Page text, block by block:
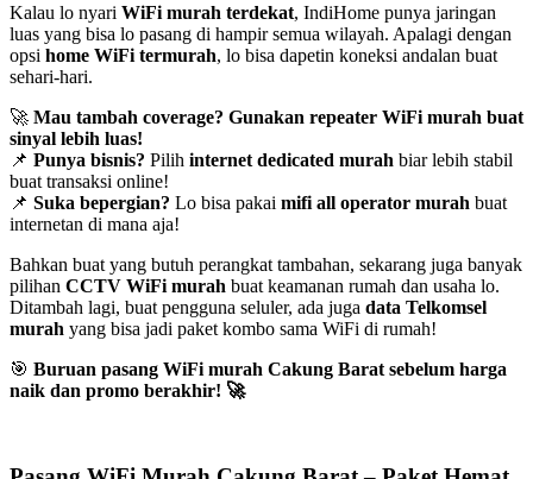
Kalau lo nyari WiFi murah terdekat, IndiHome punya jaringan
luas yang bisa lo pasang di hampir semua wilayah. Apalagi dengan
opsi home WiFi termurah, lo bisa dapetin koneksi andalan buat
sehari-hari.
🚀 Mau tambah coverage? Gunakan repeater WiFi murah buat
sinyal lebih luas!
📌 Punya bisnis? Pilih internet dedicated murah biar lebih stabil
buat transaksi online!
📌 Suka bepergian? Lo bisa pakai mifi all operator murah buat
internetan di mana aja!
Bahkan buat yang butuh perangkat tambahan, sekarang juga banyak
pilihan CCTV WiFi murah buat keamanan rumah dan usaha lo.
Ditambah lagi, buat pengguna seluler, ada juga data Telkomsel
murah yang bisa jadi paket kombo sama WiFi di rumah!
🎯 Buruan pasang WiFi murah Cakung Barat sebelum harga
naik dan promo berakhir! 🚀